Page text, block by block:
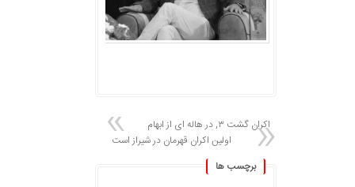
اکران گشت ۳, در هاله ای از ابهام
اولین اکران قهرمان در شیراز است
برچسب ها